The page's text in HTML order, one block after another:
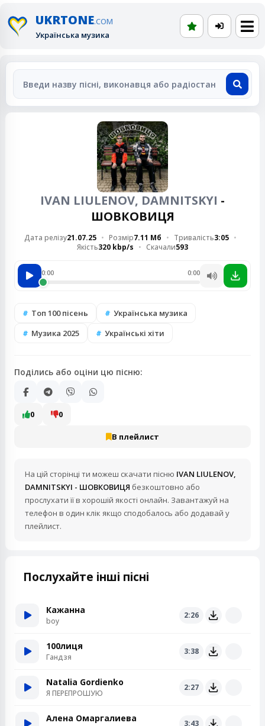
UKRTONE.COM
Українська музика
IVAN LIULENOV, DAMNITSKYI -
ШОВКОВИЦЯ
Дата релізу21.07.25 Розмір7.11 Мб Тривалість3:05
Якість320 kbp/s Скачали593
0:00 0:00
Топ 100 пісень
Українська музика
Музика 2025
Українські хіти
Поділись або оціни цю пісню:
0 0
В плейлист
На цій сторінці ти можеш скачати пісню IVAN LIULENOV,
DAMNITSKYI - ШОВКОВИЦЯ безкоштовно або
прослухати її в хорошій якості онлайн. Завантажуй на
телефон в один клік якщо сподобалось або додавай у
плейлист.
Послухайте інші пісні
Кажанна
boy
2:26
100лиця
Гандзя
3:38
Natalia Gordienko
Я ПЕРЕПРОШУЮ
2:27
Алена Омаргалиева 3:43